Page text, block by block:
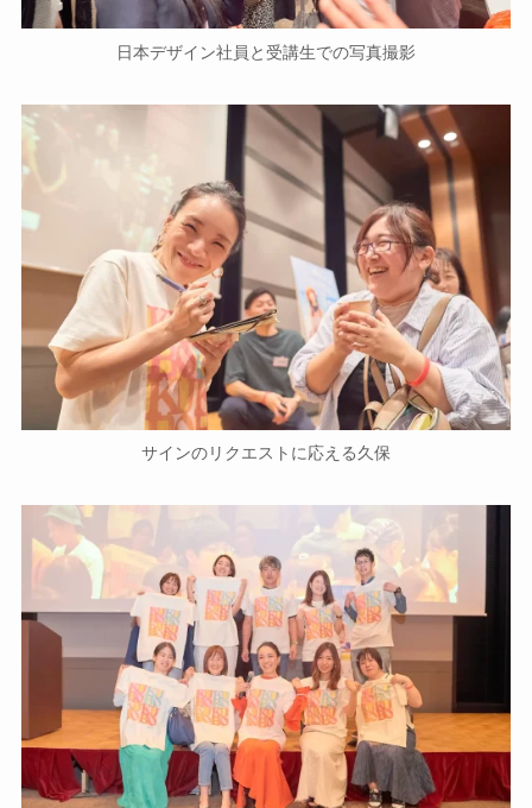
日本デザイン社員と受講生での写真撮影
サインのリクエストに応える久保